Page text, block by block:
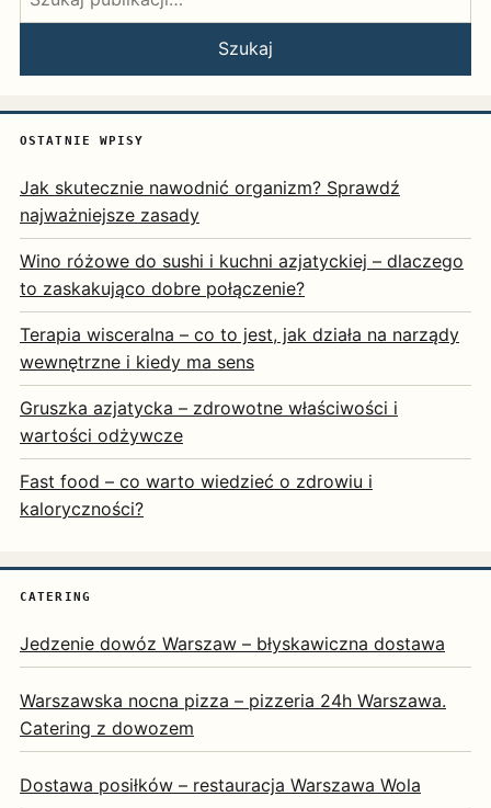
Szukaj
OSTATNIE WPISY
Jak skutecznie nawodnić organizm? Sprawdź
najważniejsze zasady
Wino różowe do sushi i kuchni azjatyckiej – dlaczego
to zaskakująco dobre połączenie?
Terapia wisceralna – co to jest, jak działa na narządy
wewnętrzne i kiedy ma sens
Gruszka azjatycka – zdrowotne właściwości i
wartości odżywcze
Fast food – co warto wiedzieć o zdrowiu i
kaloryczności?
CATERING
Jedzenie dowóz Warszaw – błyskawiczna dostawa
Warszawska nocna pizza – pizzeria 24h Warszawa.
Catering z dowozem
Dostawa posiłków – restauracja Warszawa Wola